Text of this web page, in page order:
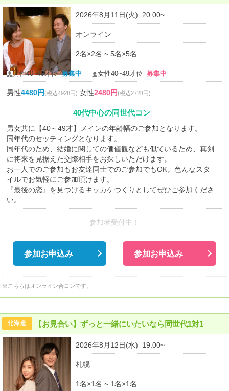
2026年8月11日(火) 20:00~
オンライン
2名×2名 ~ 5名×5名
男性40~49才位募集中 女性40~49才位 募集中
男性4480円(税込4928円) 女性2480円(税込2728円)
40代中心の同世代コン
男女共に【40～49才】メインの年齢幅のご参加となります。
同年代のセッティングとなります。
同年代のため、結婚に関しての価値観なども似ているため、真剣
に将来を見据えた交際相手をお探しいただけます。
お一人でのご参加もお友達同士でのご参加でもOK。色んなスタ
イルでお気軽にご参加頂けます。
『最後の恋』を見つけるキッカケつくりとしてぜひご参加くださ
い。
参加者受付中！
参加お申込み 参加お申込み
※こちらはオンライン合コンです。
北海道 【お見合い】ずっと一緒にいたいなら同世代1対1
2026年8月12日(水) 19:00~
札幌
1名×1名 ~ 1名×1名